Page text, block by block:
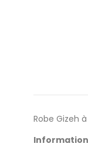
Robe Gizeh